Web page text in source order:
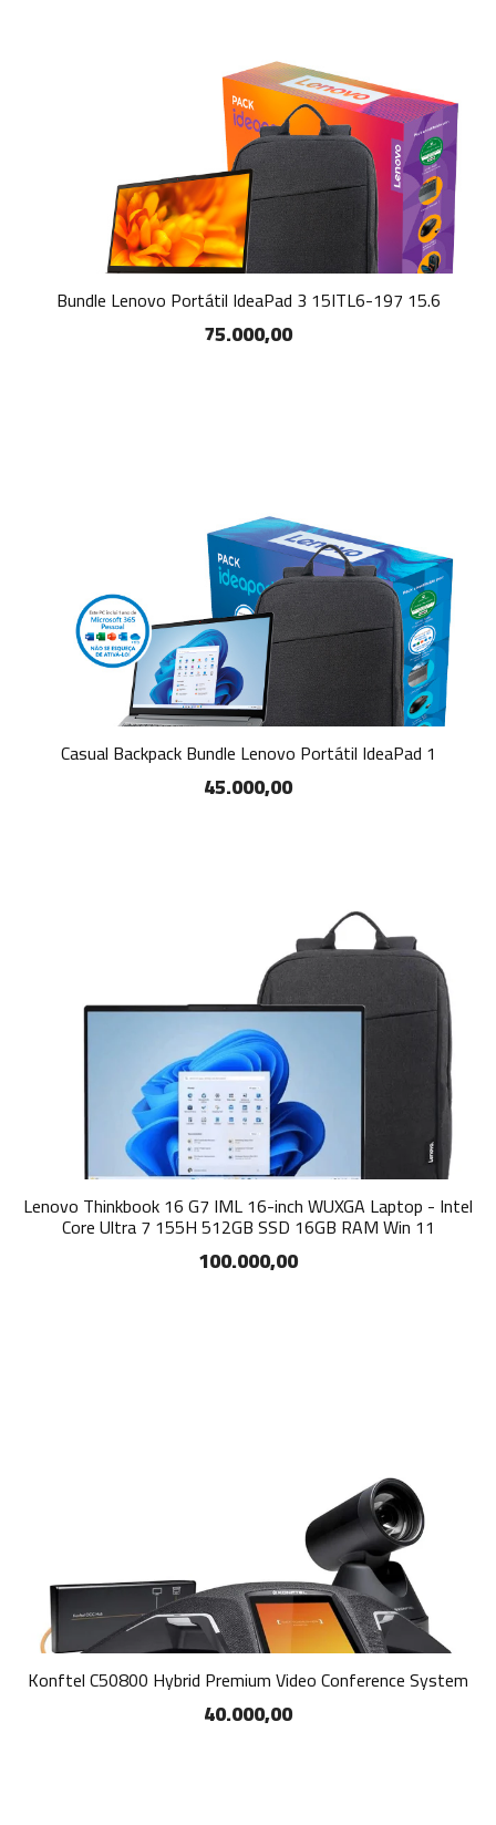
Bundle Lenovo Portátil IdeaPad 3 15ITL6-197 15.6
75.000,00
Casual Backpack Bundle Lenovo Portátil IdeaPad 1
45.000,00
Lenovo Thinkbook 16 G7 IML 16-inch WUXGA Laptop - Intel
Core Ultra 7 155H 512GB SSD 16GB RAM Win 11
100.000,00
Konftel C50800 Hybrid Premium Video Conference System
40.000,00